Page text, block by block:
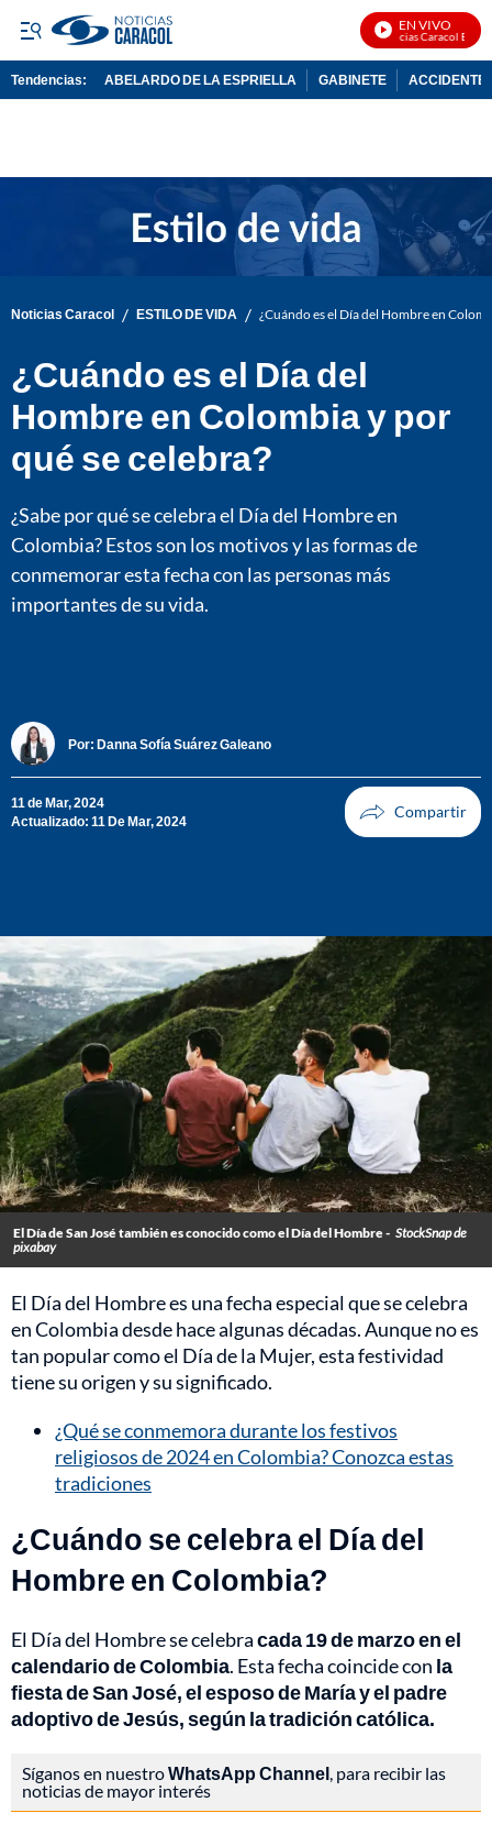
EN VIVO
Noticias Caracol En Vivo
Tendencias: ABELARDO DE LA ESPRIELLA GABINETE ACCIDENTE
Noticias Caracol / ESTILO DE VIDA / ¿Cuándo es el Día del Hombre en
¿Cuándo es el Día del
Hombre en Colombia y por
qué se celebra?
¿Sabe por qué se celebra el Día del Hombre en
Colombia? Estos son los motivos y las formas de
conmemorar esta fecha con las personas más
importantes de su vida.
Por: Danna Sofía Suárez Galeano
11 de Mar, 2024
Actualizado: 11 De Mar, 2024
El Día de San José también es conocido como el Día del Hombre - StockSnap de
pixabay
El Día del Hombre es una fecha especial que se celebra
en Colombia desde hace algunas décadas. Aunque no es
tan popular como el Día de la Mujer, esta festividad
tiene su origen y su significado.
¿Qué se conmemora durante los festivos
religiosos de 2024 en Colombia? Conozca estas
tradiciones
¿Cuándo se celebra el Día del
Hombre en Colombia?
El Día del Hombre se celebracada 19 de marzo en el
calendario de Colombia. Esta fecha coincide con la
fiesta de San José, el esposo de María y el padre
adoptivo de Jesús, según la tradición católica.
Síganos en nuestroWhatsApp Channel, para recibir las
noticias de mayor interés